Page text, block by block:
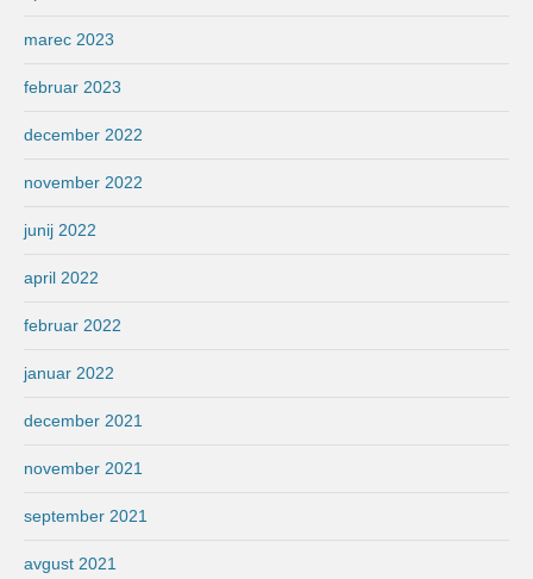
marec 2023
februar 2023
december 2022
november 2022
junij 2022
april 2022
februar 2022
januar 2022
december 2021
november 2021
september 2021
avgust 2021